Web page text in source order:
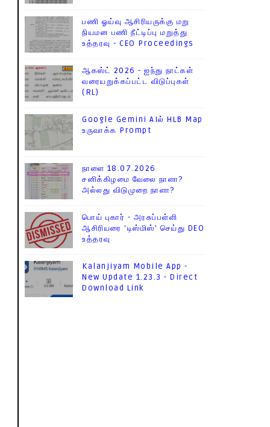
பணி ஓய்வு ஆசிரியருக்கு மறு
நியமன பணி நீட்டிப்பு மறுத்து
உத்தரவு - CEO Proceedings
ஆகஸ்ட் 2026 - ஐந்து நாட்கள்
வரையறுக்கப்பட்ட விடுப்புகள்
(RL)
Google Gemini AIல் HLB Map
உருவாக்க Prompt
நாளை 18.07.2026
சனிக்கிழமை வேலை நாளா?
அல்லது விடுமுறை நாளா?
பொய் புகார் - அரசுப்பள்ளி
ஆசிரியரை 'டிஸ்மிஸ்' செய்து DEO
உத்தரவு
Kalanjiyam Mobile App -
New Update 1.23.3 - Direct
Download Link